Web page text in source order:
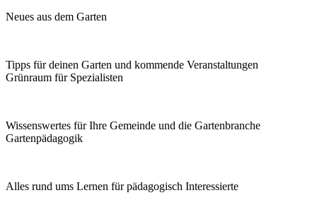
Neues aus dem Garten
Tipps für deinen Garten und kommende Veranstaltungen
Grünraum für Spezialisten
Wissenswertes für Ihre Gemeinde und die Gartenbranche
Garten­pädagogik
Alles rund ums Lernen für pädagogisch Interessierte